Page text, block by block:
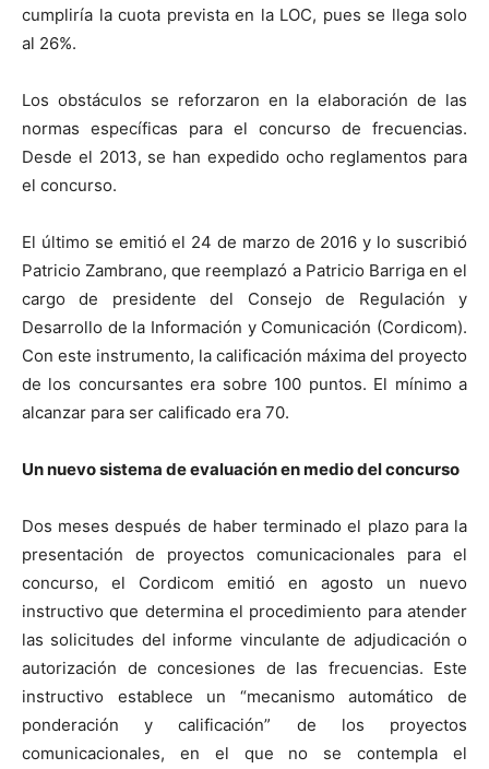
cumpliría la cuota prevista en la LOC, pues se llega solo
al 26%.
Los obstáculos se reforzaron en la elaboración de las
normas específicas para el concurso de frecuencias.
Desde el 2013, se han expedido ocho reglamentos para
el concurso.
El último se emitió el 24 de marzo de 2016 y lo suscribió
Patricio Zambrano, que reemplazó a Patricio Barriga en el
cargo de presidente del Consejo de Regulación y
Desarrollo de la Información y Comunicación (Cordicom).
Con este instrumento, la calificación máxima del proyecto
de los concursantes era sobre 100 puntos. El mínimo a
alcanzar para ser calificado era 70.
Un nuevo sistema de evaluación en medio del concurso
Dos meses después de haber terminado el plazo para la
presentación de proyectos comunicacionales para el
concurso, el Cordicom emitió en agosto un nuevo
instructivo que determina el procedimiento para atender
las solicitudes del informe vinculante de adjudicación o
autorización de concesiones de las frecuencias. Este
instructivo establece un “mecanismo automático de
ponderación y calificación” de los proyectos
comunicacionales, en el que no se contempla el